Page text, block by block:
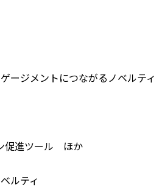
ージメントにつながるノベルティ
促進ツール ほか
ルティ